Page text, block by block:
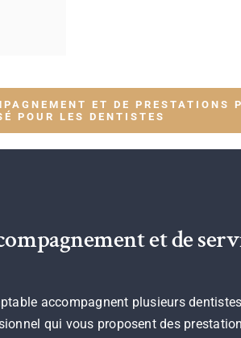
ET DE
POUR LES DENTISTES
et de
accompagnent plusieurs
qui vous proposent des